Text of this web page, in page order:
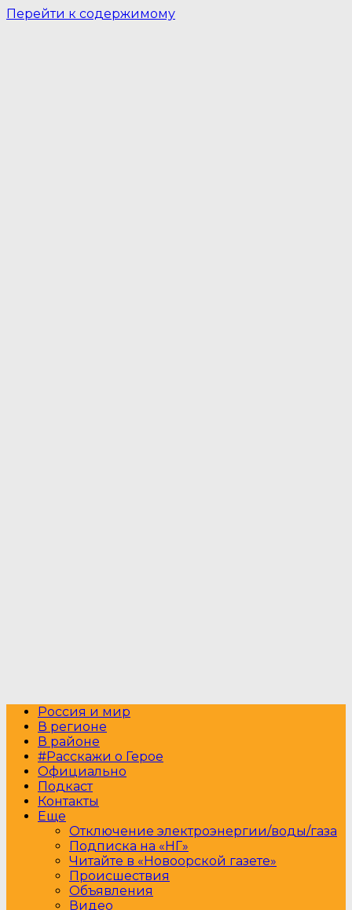
Перейти к содержимому
Россия и мир
В регионе
В районе
#Расскажи о Герое
Официально
Подкаст
Контакты
Еще
Отключение электроэнергии/воды/газа
Подписка на «НГ»
Читайте в «Новоорской газете»
Происшествия
Объявления
Видео